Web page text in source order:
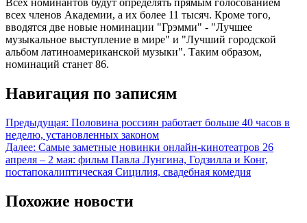
всех членов Академии, а их более 11 тысяч. Кроме того,
вводятся две новые номинации "Грэмми" - "Лучшее
музыкальное выступление в мире" и "Лучший городской
альбом латиноамериканской музыки". Таким образом,
номинаций станет 86.
Навигация по записям
Предыдущая: Половина россиян работает больше 40 часов в
неделю, установленных законом
Далее: Самые заметные новинки онлайн-кинотеатров 26
апреля – 2 мая: фильм Павла Лунгина, Годзилла и Конг,
постапокалиптическая Сицилия, свадебная комедия
Похожие новости